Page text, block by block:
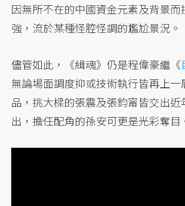
因無所不在的中國資金元素及背景
強，流於某種怪腔怪調的尷尬景況。
儘管如此，《緝魂》仍是程偉豪繼《
無論場面調度抑或技術執行皆再上一
品，挑大樑的張震及張鈞甯皆交出近
出，擔任配角的孫安可更是光彩奪目